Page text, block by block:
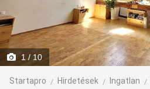
1 / 10
Startapro Hirdetések Ingatlan